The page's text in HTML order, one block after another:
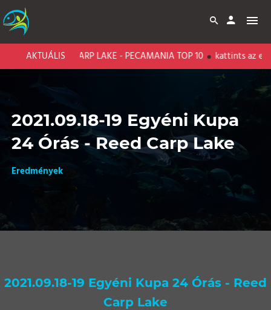
AKTUÁLIS
BARI CARP LAKE - PECAMANIA TOP 10 kattints az
2021.09.18-19 Egyéni Kupa
24 Órás - Reed Carp Lake
Eredmények
2021.09.18-19 Egyéni Kupa 24 Órás - Reed
Carp Lake